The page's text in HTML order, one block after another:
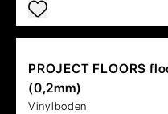
PROJECT FLOORS
(0,2mm)
Vinylboden